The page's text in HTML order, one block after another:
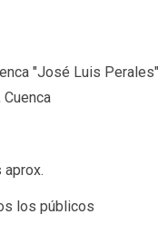
"José Luis
aprox.
los públicos